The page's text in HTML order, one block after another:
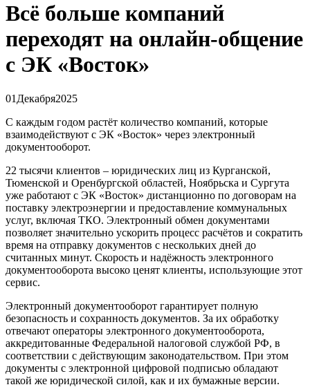
Всё больше компаний
переходят на онлайн-общение
с ЭК «Восток»
01 Декабря2025
С каждым годом растёт количество компаний, которые
взаимодействуют с ЭК «Восток» через электронный
документооборот.
22 тысячи клиентов – юридических лиц из Курганской,
Тюменской и Оренбургской областей, Ноябрьска и Сургута
уже работают с ЭК «Восток» дистанционно по договорам на
поставку электроэнергии и предоставление коммунальных
услуг, включая ТКО. Электронный обмен документами
позволяет значительно ускорить процесс расчётов и сократить
время на отправку документов с нескольких дней до
считанных минут. Скорость и надёжность электронного
документооборота высоко ценят клиенты, использующие этот
сервис.
Электронный документооборот гарантирует полную
безопасность и сохранность документов. За их обработку
отвечают операторы электронного документооборота,
аккредитованные Федеральной налоговой службой РФ, в
соответствии с действующим законодательством. При этом
документы с электронной цифровой подписью обладают
такой же юридической силой, как и их бумажные версии.